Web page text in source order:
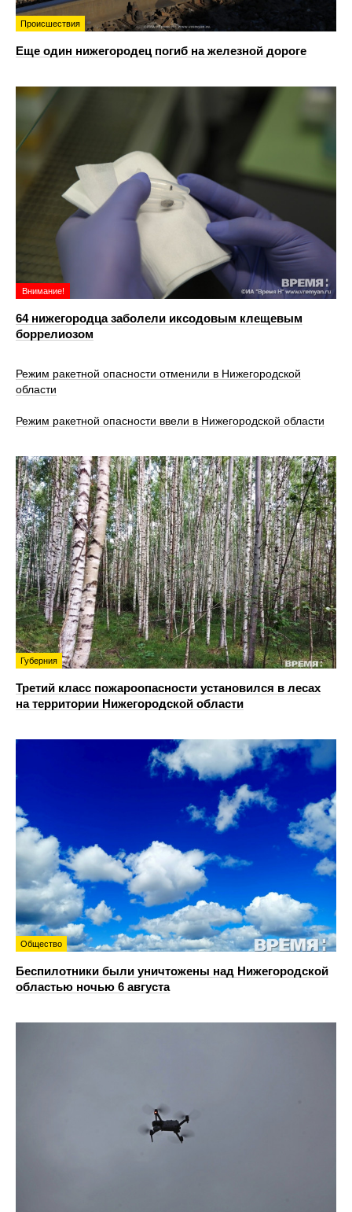
Происшествия
Еще один нижегородец погиб на железной дороге
Внимание!
64 нижегородца заболели иксодовым клещевым
боррелиозом
Режим ракетной опасности отменили в Нижегородской
области
Режим ракетной опасности ввели в Нижегородской области
Губерния
Третий класс пожароопасности установился в лесах
на территории Нижегородской области
Общество
Беспилотники были уничтожены над Нижегородской
областью ночью 6 августа